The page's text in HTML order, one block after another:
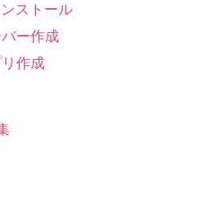
ストール
ー作成
作成